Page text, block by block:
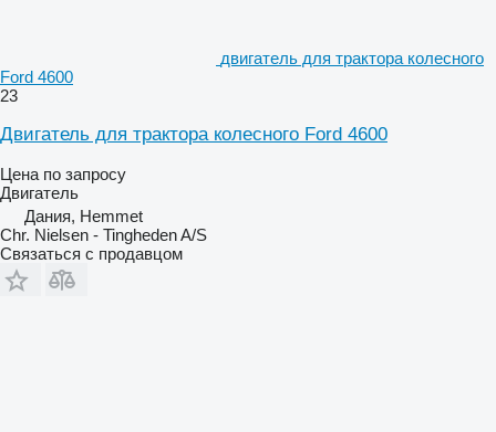
двигатель для трактора колесного
Ford 4600
23
Двигатель для трактора колесного Ford 4600
Цена по запросу
Двигатель
Дания, Hemmet
Chr. Nielsen - Tingheden A/S
Связаться с продавцом